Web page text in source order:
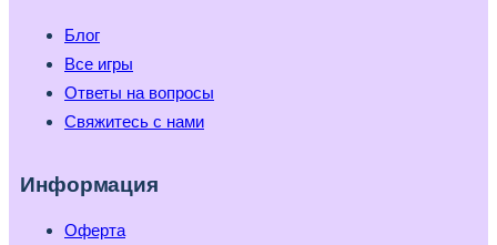
Блог
Все игры
Ответы на вопросы
Свяжитесь с нами
Информация
Оферта